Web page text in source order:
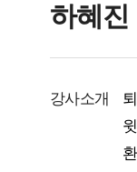
하혜진
강사소개